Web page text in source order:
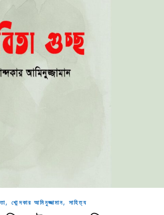
, খোন্দকার আমিনুজ্জামান, সাহিত্য